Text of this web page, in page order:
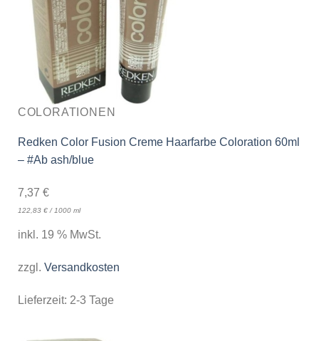
COLORATIONEN
Redken Color Fusion Creme Haarfarbe Coloration 60ml
– #Ab ash/blue
7,37 €
122,83 €/1000 ml
inkl. 19 % MwSt.
zzgl. Versandkosten
Lieferzeit: 2-3 Tage